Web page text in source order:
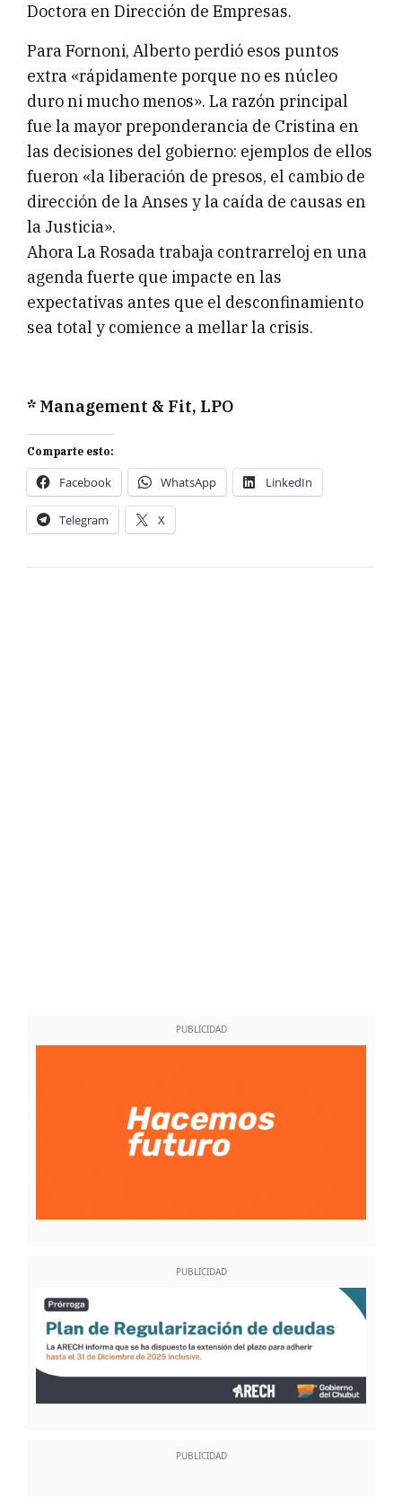
Doctora en Dirección de Empresas.
Para Fornoni, Alberto perdió esos puntos
extra «rápidamente porque no es núcleo
duro ni mucho menos». La razón principal
fue la mayor preponderancia de Cristina en
las decisiones del gobierno: ejemplos de ellos
fueron «la liberación de presos, el cambio de
dirección de la Anses y la caída de causas en
la Justicia».
Ahora La Rosada trabaja contrarreloj en una
agenda fuerte que impacte en las
expectativas antes que el desconfinamiento
sea total y comience a mellar la crisis.
* Management & Fit, LPO
Comparte esto:
Facebook WhatsApp LinkedIn
Telegram X